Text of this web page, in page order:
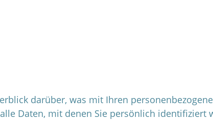
darüber, was mit Ihren
Daten, mit denen Sie persönlich identifiziert